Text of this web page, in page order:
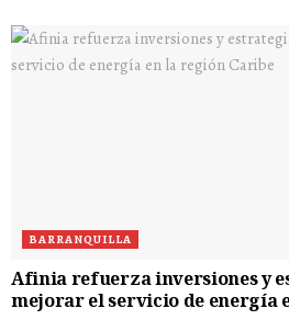
BARRANQUILLA
Afinia refuerza inversiones y
mejorar el servicio de energía